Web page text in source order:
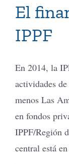
El
IPPF
En 2014, la
actividades
menos Las
en fondos
IPPF/Región
central está